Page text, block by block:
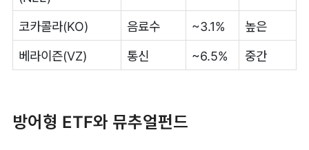
코카콜라(KO) 음료수 ~3.1% 높은
베라이즌(VZ) 통신 ~6.5% 중간
방어형 ETF와 뮤추얼펀드